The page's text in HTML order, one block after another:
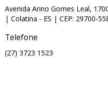
Avenida Arino Gomes Leal,
| Colatina - ES | CEP: 29700-
Telefone
(27) 3723 1523